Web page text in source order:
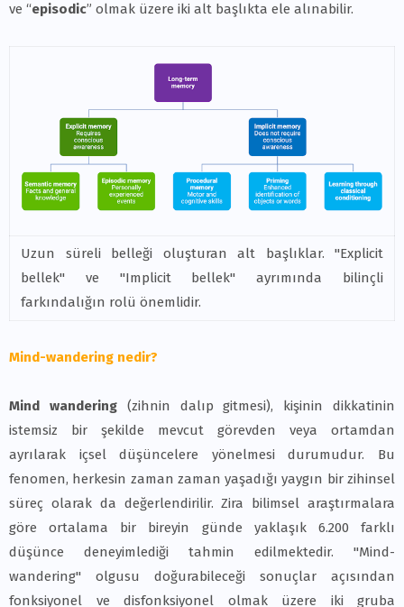
ve “episodic” olmak üzere iki alt başlıkta ele alınabilir.
Uzun süreli belleği oluşturan alt başlıklar. "Explicit
bellek" ve "Implicit bellek" ayrımında bilinçli
farkındalığın rolü önemlidir.
Mind-wandering nedir?
Mind wandering(zihnin dalıp gitmesi), kişinin dikkatinin
istemsiz bir şekilde mevcut görevden veya ortamdan
ayrılarak içsel düşüncelere yönelmesidurumudur. Bu
fenomen, herkesin zaman zaman yaşadığı yaygın bir zihinsel
süreç olarak da değerlendirilir. Zira bilimsel araştırmalara
göre ortalama bir bireyin günde yaklaşık 6.200 farklı
düşünce deneyimlediği tahmin edilmektedir. "Mind-
wandering" olgusu doğurabileceği sonuçlar açısından
fonksiyonel ve disfonksiyonel olmak üzere iki gruba